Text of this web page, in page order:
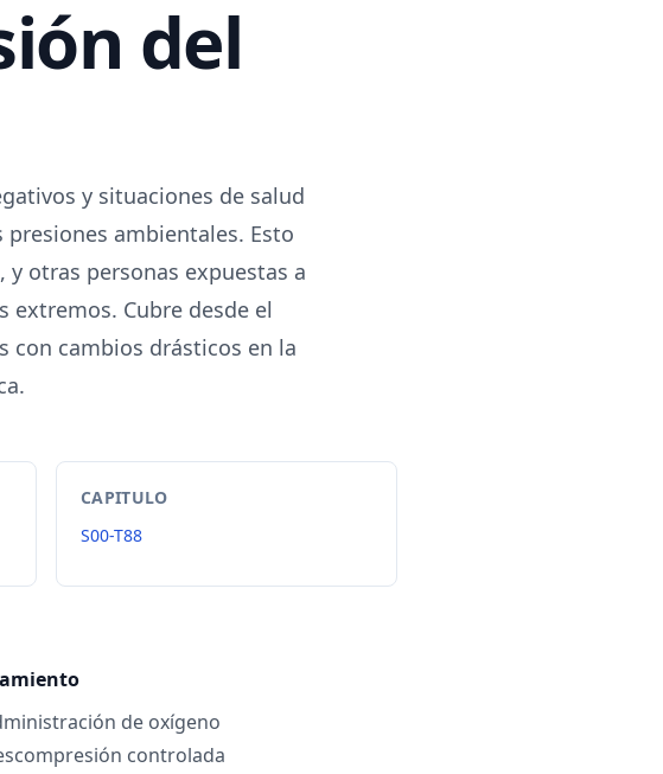
del
y situaciones de salud
ambientales. Esto
otras personas expuestas a
extremos. Cubre desde el
con cambios drásticos en la
CAPITULO
S00-T88
de oxígeno
controlada